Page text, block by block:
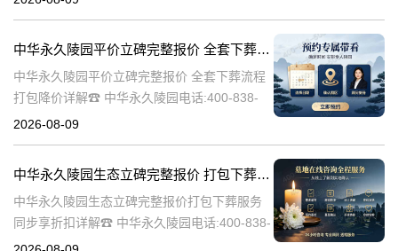
中华永久陵园平价立碑完整报价 全套下葬流程打包降价详解
中华永久陵园平价立碑完整报价 全套下葬流程
打包降价详解☎ 中华永久陵园电话:400-838-
5063在人生的旅途中，每个人都会经历生老病
2026-08-09
中华永久陵园生态立碑完整报价 打包下葬服务同步享折扣详解
中华永久陵园生态立碑完整报价打包下葬服务
同步享折扣详解☎ 中华永久陵园电话:400-838-
5063中华永久陵园作为国内知名的陵园之一，